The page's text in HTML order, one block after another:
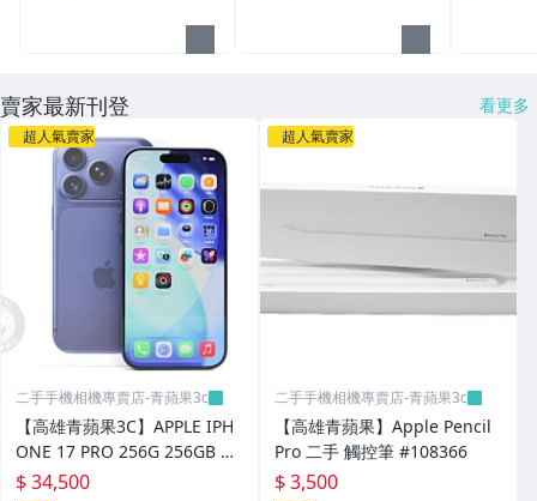
賣家最新刊登 看更多
超人氣賣家
二手手機相機專賣店-青蘋果3c
【高雄青蘋果3C】APPLE IPH
ONE 17 PRO 256G 256GB 藍
6.3吋 二手手機#108370
$ 34,500
超人氣賣家
二手手機相機專賣店-青蘋果3c
【高雄青蘋果】Apple Pencil
Pro 二手 觸控筆 #108366
$ 3,500